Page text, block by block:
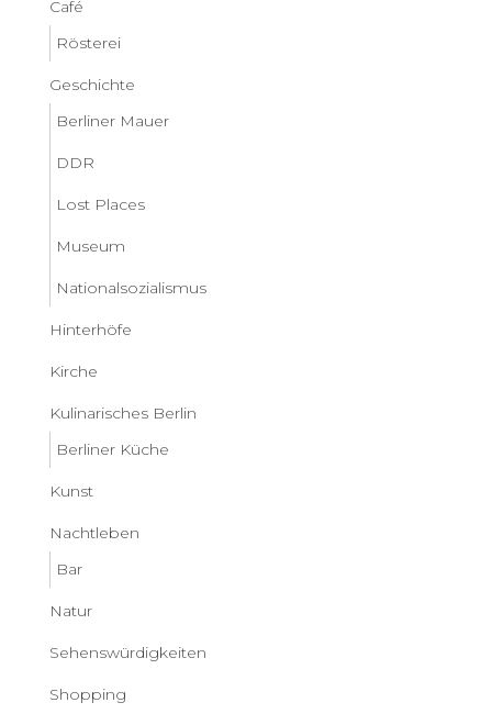
Café
Rösterei
Geschichte
Berliner Mauer
DDR
Lost Places
Museum
Nationalsozialismus
Hinterhöfe
Kirche
Kulinarisches Berlin
Berliner Küche
Kunst
Nachtleben
Bar
Natur
Sehenswürdigkeiten
Shopping